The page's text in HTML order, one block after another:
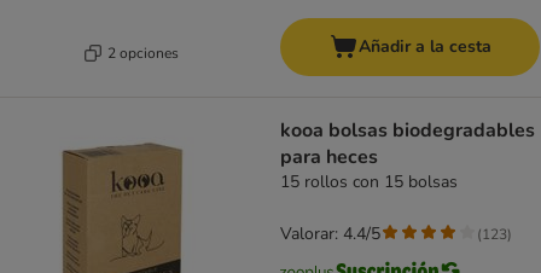
2 opciones Añadir a la cesta
kooa bolsas biodegradables
para heces
15 rollos con 15 bolsas
Valorar: 4.4/5 (123)